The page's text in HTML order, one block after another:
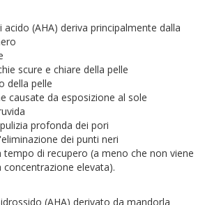
acido (AHA) deriva principalmente dalla
scure e chiare della pelle
della pelle
causate da esposizione al sole
profonda dei pori
dei punti neri
tempo di recupero (a meno che non viene
elevata).
(AHA) derivato da mandorla